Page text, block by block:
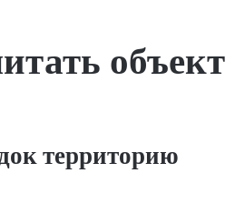
объект
территорию